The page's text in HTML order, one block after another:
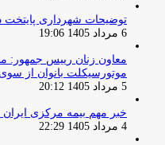
توضیحات شهرداری پایتخت
6 مرداد 1405 19:06
معاون زنان رییس جمهور:
موتورسیکلت بانوان از
5 مرداد 1405 20:12
خبر مهم بیمه مرکزی ایران
4 مرداد 1405 22:29